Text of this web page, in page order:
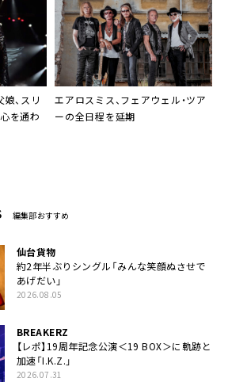
、スリ
を通わ
エアロスミス、フェアウェル・ツア
ーの全日程を延期
編集部おすすめ
仙台貨物
約2年半ぶりシングル「みんな笑顔ぬさせで
あげだい」
2026.08.05
BREAKERZ
【レポ】19周年記念公演＜19 BOX＞に軌跡と
加速「I.K.Z.」
2026.07.31